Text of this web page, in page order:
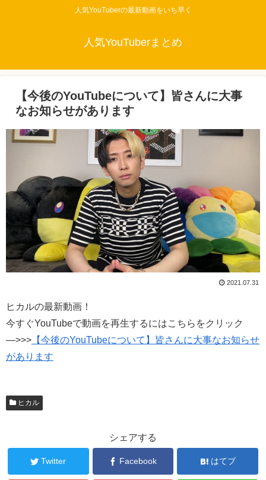
人気YouTuberの最新動画をいち早く
人気YouTuberまとめ
【今後のYouTubeについて】皆さんに大事
なお知らせがあります
2021.07.31
ヒカルの最新動画！
今すぐYouTubeで動画を再生するにはこちらをクリック
—>>> 【今後のYouTubeについて】皆さんに大事なお知らせ
があります
ヒカル
シェアする
Twitter Facebook はてブ